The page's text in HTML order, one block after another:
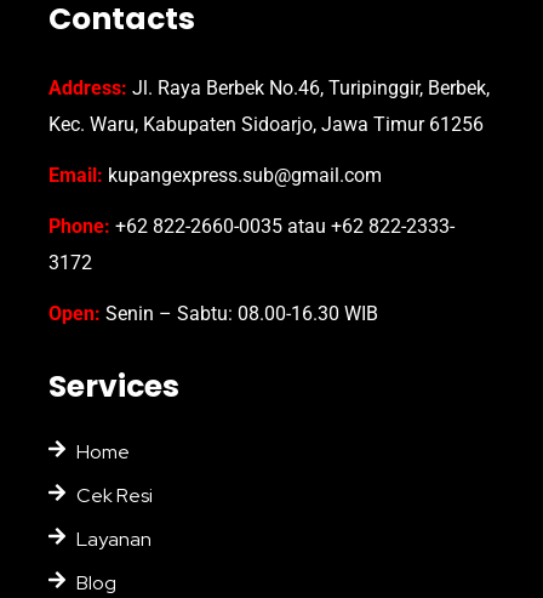
Contacts
Address: Jl. Raya Berbek No.46, Turipinggir, Berbek,
Kec. Waru, Kabupaten Sidoarjo, Jawa Timur 61256
Email: kupangexpress.sub@gmail.com
Phone: +62 822-2660-0035 atau +62 822-2333-
3172
Open: Senin – Sabtu: 08.00-16.30 WIB
Services
Home
Cek Resi
Layanan
Blog